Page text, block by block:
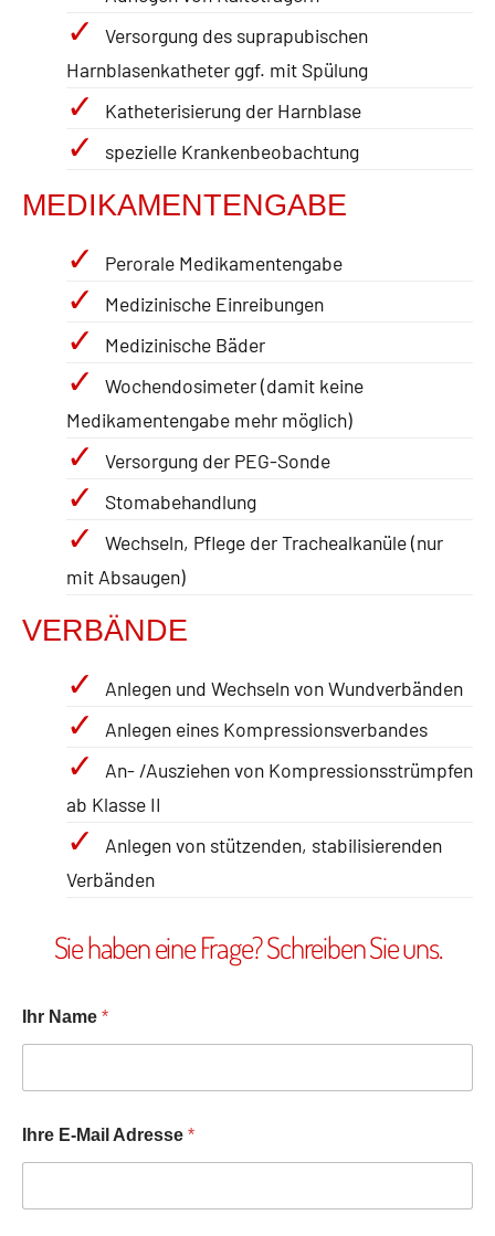
Versorgung des suprapubischen
Harnblasenkatheter ggf. mit Spülung
Katheterisierung der Harnblase
spezielle Krankenbeobachtung
MEDIKAMENTENGABE
Perorale Medikamentengabe
Medizinische Einreibungen
Medizinische Bäder
Wochendosimeter (damit keine
Medikamentengabe mehr möglich)
Versorgung der PEG-Sonde
Stomabehandlung
Wechseln, Pflege der Trachealkanüle (nur
mit Absaugen)
VERBÄNDE
Anlegen und Wechseln von Wundverbänden
Anlegen eines Kompressionsverbandes
An- /Ausziehen von Kompressionsstrümpfen
ab Klasse II
Anlegen von stützenden, stabilisierenden
Verbänden
Sie haben eine Frage? Schreiben Sie uns.
Ihr Name *
Ihre E-Mail Adresse *